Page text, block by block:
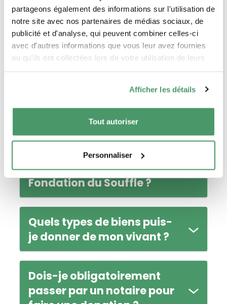
partageons également des informations sur l'utilisation de
notre site avec nos partenaires de médias sociaux, de
publicité et d'analyse, qui peuvent combiner celles-ci
avec d'autres informations que vous leur avez fournies
ou qu'ils ont collectées lors de votre utilisation de leurs
Afficher les détails
Tout autoriser
Personnaliser
Puis-je faire une donation
de mon vivant à la
Fondation du Souffle ?
Quels types de biens puis-
je donner de mon vivant ?
Dois-je obligatoirement
passer par un notaire pour